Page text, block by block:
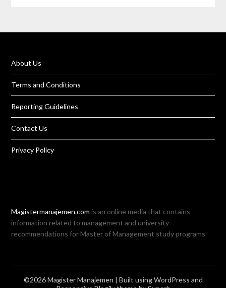
About Us
Terms and Conditions
Reporting Guidelines
Contact Us
Privacy Policy
Magistermanajemen.com is an online media that contains
information related to management and university
recommendations for Master of Management study programs
©2026 Magister Manajemen | Built using WordPress and